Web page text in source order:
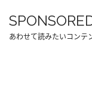
あわせて読みたいコンテ